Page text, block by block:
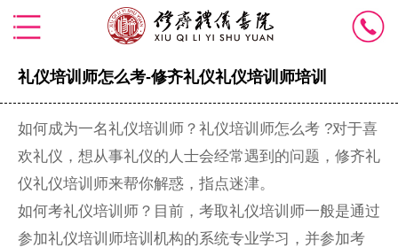
礼仪培训师怎么考-修齐礼仪礼仪培训师培训
如何成为一名礼仪培训师？礼仪培训师怎么考 ?对于喜
欢礼仪，想从事礼仪的人士会经常遇到的问题，修齐礼
仪礼仪培训师来帮你解惑，指点迷津。
如何考礼仪培训师？目前，考取礼仪培训师一般是通过
参加礼仪培训师培训机构的系统专业学习，并参加考